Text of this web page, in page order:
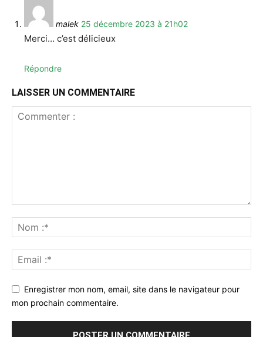
malek 25 décembre 2023 à 21h02
Merci… c’est délicieux
Répondre
LAISSER UN COMMENTAIRE
Enregistrer mon nom, email, site dans le navigateur pour
mon prochain commentaire.